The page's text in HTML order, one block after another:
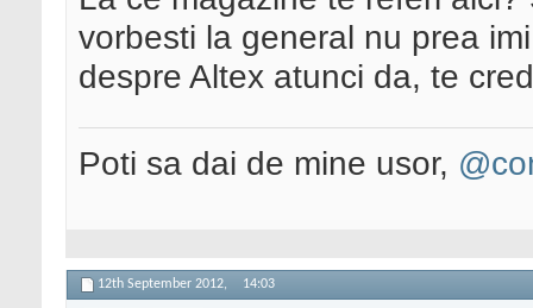
vorbesti la general nu prea
despre Altex atunci da, te
Poti sa dai de mine usor,
12th September 2012, 14:03